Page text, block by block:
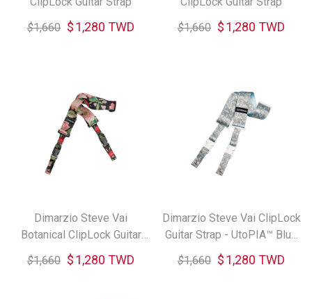
$1,660 $1,280 TWD
$1,660 $1,280 TWD
Dimarzio Steve Vai
Botanical ClipLock Guitar
Strap
$1,660 $1,280 TWD
Dimarzio Steve Vai ClipLock
Guitar Strap - UtoPIA™ Blue
& Silver
$1,660 $1,280 TWD